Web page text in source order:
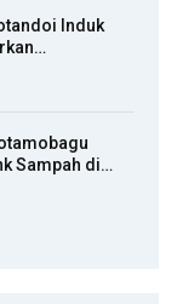
Induk
Sampah di…